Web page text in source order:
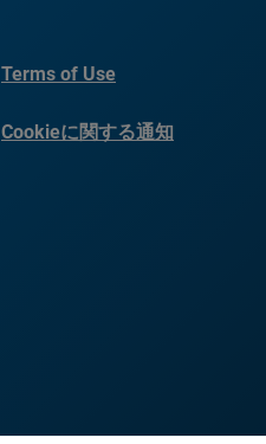
Terms of Use
Cookieに関する通知